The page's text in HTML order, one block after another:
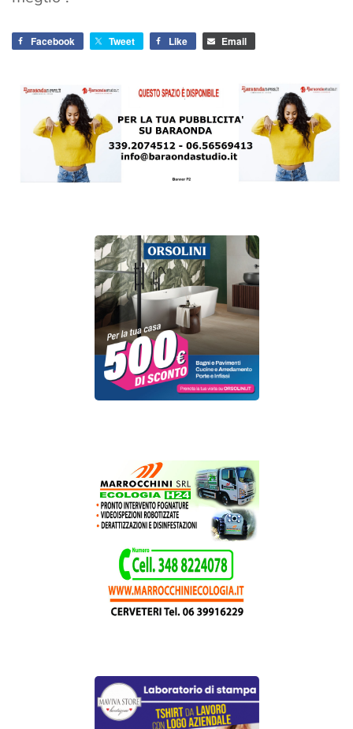
Facebook Tweet Like Email